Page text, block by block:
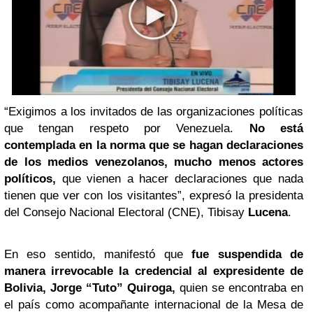
“Exigimos a los invitados de las organizaciones políticas
que tengan respeto por Venezuela. No está
contemplada en la norma que se hagan declaraciones
de los medios venezolanos, mucho menos actores
políticos, que vienen a hacer declaraciones que nada
tienen que ver con los visitantes”, expresó la presidenta
del Consejo Nacional Electoral (CNE), Tibisay Lucena.
En eso sentido, manifestó quefue suspendida de
manera irrevocable la credencial al expresidente de
Bolivia, Jorge “Tuto” Quiroga, quien se encontraba en
el país como acompañante internacional de la Mesa de